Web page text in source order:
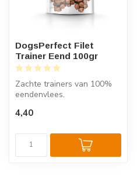
DogsPerfect Filet
Trainer Eend 100gr
Zachte trainers van 100%
eendenvlees.
perfect voor traini...
4,40